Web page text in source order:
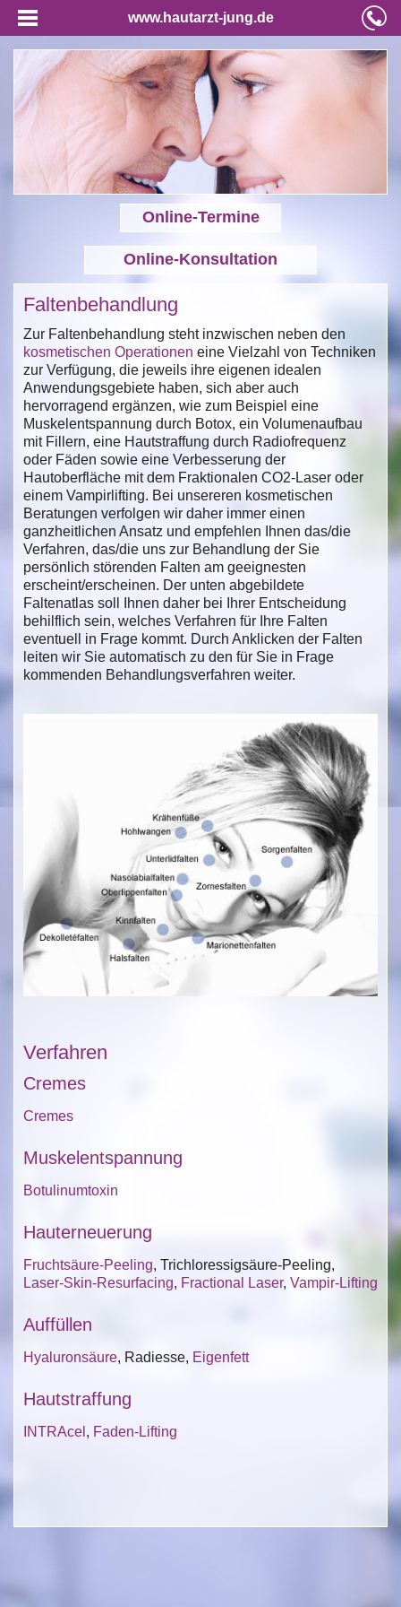
www.hautarzt-jung.de
Online-Termine
Online-Konsultation
Faltenbehandlung
Zur Faltenbehandlung steht inzwischen neben den
kosmetischen Operationen eine Vielzahl von Techniken
zur Verfügung, die jeweils ihre eigenen idealen
Anwendungsgebiete haben, sich aber auch
hervorragend ergänzen, wie zum Beispiel eine
Muskelentspannung durch Botox, ein Volumenaufbau
mit Fillern, eine Hautstraffung durch Radiofrequenz
oder Fäden sowie eine Verbesserung der
Hautoberfläche mit dem Fraktionalen CO2-Laser oder
einem Vampirlifting. Bei unsereren kosmetischen
Beratungen verfolgen wir daher immer einen
ganzheitlichen Ansatz und empfehlen Ihnen das/die
Verfahren, das/die uns zur Behandlung der Sie
persönlich störenden Falten am geeignesten
erscheint/erscheinen. Der unten abgebildete
Faltenatlas soll Ihnen daher bei Ihrer Entscheidung
behilflich sein, welches Verfahren für Ihre Falten
eventuell in Frage kommt. Durch Anklicken der Falten
leiten wir Sie automatisch zu den für Sie in Frage
kommenden Behandlungsverfahren weiter.
Verfahren
Cremes
Cremes
Muskelentspannung
Botulinumtoxin
Hauterneuerung
Fruchtsäure-Peeling, Trichloressigsäure-Peeling,
Laser-Skin-Resurfacing, Fractional Laser, Vampir-Lifting
Auffüllen
Hyaluronsäure, Radiesse, Eigenfett
Hautstraffung
INTRAcel , Faden-Lifting